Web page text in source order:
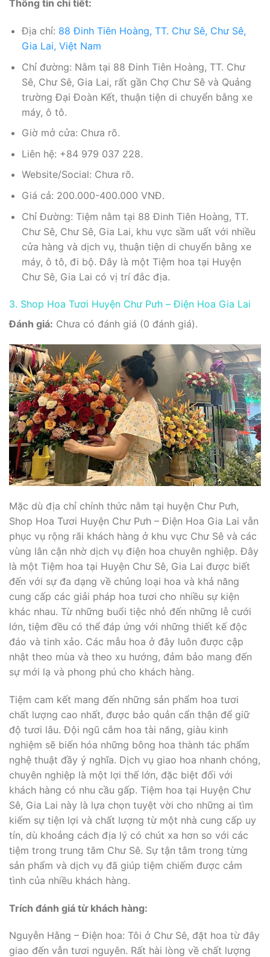
Thông tin chi tiết:
Địa chỉ: 88 Đinh Tiên Hoàng, TT. Chư Sê, Chư Sê,
Gia Lai, Việt Nam
Chỉ đường: Nằm tại 88 Đinh Tiên Hoàng, TT. Chư
Sê, Chư Sê, Gia Lai, rất gần Chợ Chư Sê và Quảng
trường Đại Đoàn Kết, thuận tiện di chuyển bằng xe
máy, ô tô.
Giờ mở cửa: Chưa rõ.
Liên hệ: +84 979 037 228.
Website/Social: Chưa rõ.
Giá cả: 200.000-400.000 VNĐ.
Chỉ Đường: Tiệm nằm tại 88 Đinh Tiên Hoàng, TT.
Chư Sê, Chư Sê, Gia Lai, khu vực sầm uất với nhiều
cửa hàng và dịch vụ, thuận tiện di chuyển bằng xe
máy, ô tô, đi bộ. Đây là một Tiệm hoa tại Huyện
Chư Sê, Gia Lai có vị trí đắc địa.
3. Shop Hoa Tươi Huyện Chư Pưh – Điện Hoa Gia Lai
Đánh giá: Chưa có đánh giá (0 đánh giá).
Mặc dù địa chỉ chính thức nằm tại huyện Chư Pưh,
Shop Hoa Tươi Huyện Chư Pưh – Điện Hoa Gia Lai vẫn
phục vụ rộng rãi khách hàng ở khu vực Chư Sê và các
vùng lân cận nhờ dịch vụ điện hoa chuyên nghiệp. Đây
là một Tiệm hoa tại Huyện Chư Sê, Gia Lai được biết
đến với sự đa dạng về chủng loại hoa và khả năng
cung cấp các giải pháp hoa tươi cho nhiều sự kiện
khác nhau. Từ những buổi tiệc nhỏ đến những lễ cưới
lớn, tiệm đều có thể đáp ứng với những thiết kế độc
đáo và tinh xảo. Các mẫu hoa ở đây luôn được cập
nhật theo mùa và theo xu hướng, đảm bảo mang đến
sự mới lạ và phong phú cho khách hàng.
Tiệm cam kết mang đến những sản phẩm hoa tươi
chất lượng cao nhất, được bảo quản cẩn thận để giữ
độ tươi lâu. Đội ngũ cắm hoa tài năng, giàu kinh
nghiệm sẽ biến hóa những bông hoa thành tác phẩm
nghệ thuật đầy ý nghĩa. Dịch vụ giao hoa nhanh chóng,
chuyên nghiệp là một lợi thế lớn, đặc biệt đối với
khách hàng có nhu cầu gấp. Tiệm hoa tại Huyện Chư
Sê, Gia Lai này là lựa chọn tuyệt vời cho những ai tìm
kiếm sự tiện lợi và chất lượng từ một nhà cung cấp uy
tín, dù khoảng cách địa lý có chút xa hơn so với các
tiệm trong trung tâm Chư Sê. Sự tận tâm trong từng
sản phẩm và dịch vụ đã giúp tiệm chiếm được cảm
tình của nhiều khách hàng.
Trích đánh giá từ khách hàng:
Nguyễn Hằng – Điện hoa: Tôi ở Chư Sê, đặt hoa từ đây
giao đến vẫn tươi nguyên. Rất hài lòng về chất lượng